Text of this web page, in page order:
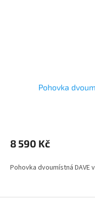
Pohovka
8 590 Kč
Pohovka dvoumístná DAVE